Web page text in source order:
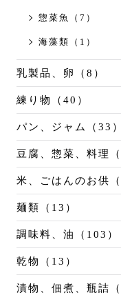
惣菜魚（7）
海藻類（1）
乳製品、卵（8）
練り物（40）
パン、ジャム（33）
豆腐、惣菜、料理（
米、ごはんのお供（
麺類（13）
調味料、油（103）
乾物（13）
漬物、佃煮、瓶詰（